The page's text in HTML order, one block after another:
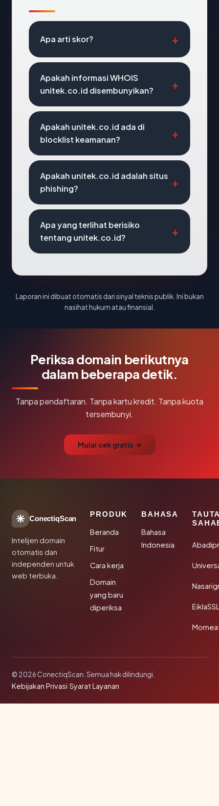
Apa arti skor?
Apakah informasi WHOIS
unitek.co.id disembunyikan?
Apakah unitek.co.id ada di
blocklist keamanan?
Apakah unitek.co.id adalah situs
phishing?
Apa yang terlihat berisiko
tentang unitek.co.id?
Laporan ini dibuat otomatis dari sinyal teknis publik. Ini bukan
nasihat hukum atau finansial.
Periksa domain berikutnya
dalam beberapa detik.
Tanpa pendaftaran. Tanpa kartu kredit. Tanpa kuota
tersembunyi.
Mulai cek gratis →
ConectiqScan
Intelijen domain
otomatis dan
independen untuk
web terbuka.
PRODUK
Beranda
Fitur
Cara kerja
Domain
yang baru
diperiksa
BAHASA
Bahasa
Indonesia
© 2026 ConectiqScan. Semua hak dilindungi.
Kebijakan Privasi·Syarat Layanan